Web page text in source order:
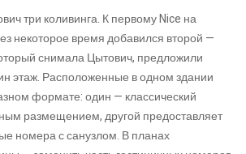
три коливинга. К первому Nice на
некоторое время добавился второй —
снимала Цытович, предложили
этаж. Расположенные в одном здании
формате: один — классический
размещением, другой предоставляет
номера с санузлом. В планах